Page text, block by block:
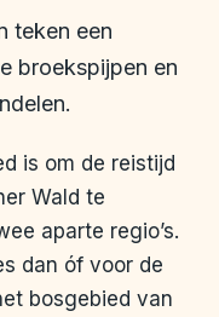
teken een
broekspijpen en
is om de reistijd
Wald te
aparte regio’s.
dan óf voor de
bosgebied van